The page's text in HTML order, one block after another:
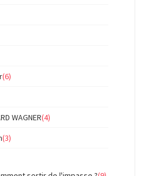
(6)
WAGNER(4)
(3)